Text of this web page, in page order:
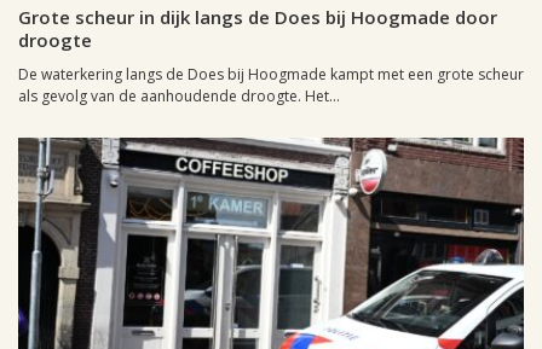
Grote scheur in dijk langs de Does bij Hoogmade door
droogte
De waterkering langs de Does bij Hoogmade kampt met een grote scheur
als gevolg van de aanhoudende droogte. Het...